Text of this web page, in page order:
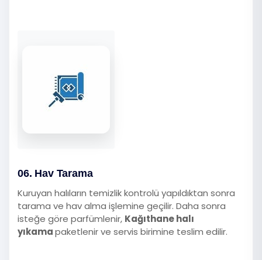
06. Hav Tarama
Kuruyan halıların temizlik kontrolü yapıldıktan sonra
tarama ve hav alma işlemine geçilir. Daha sonra
isteğe göre parfümlenir, Kağıthane halı
yıkamapaketlenir ve servis birimine teslim edilir.